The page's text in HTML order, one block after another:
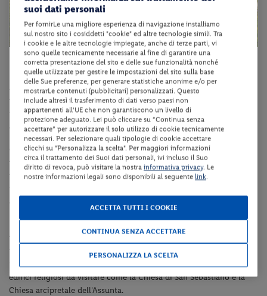
La Val di Fiemme è ricca di proposte naturalistiche anche per chi
ama lapesca sportiva. Iltorrente Avisioè famoso per sue le trote
marmorate, mentre neltorrente Travignoloè possibile cimentarsi
nella pesca a mosca per catturare la trota fario, specie autoctona
della zona.
Grande spazio anche alla raccolta funghi, attività che appassiona
molti ma per la quale è importante conoscere bene le specie
micotiche. È possibile anche cimentarsi con il tiro con l’arco, fare
rafting e provare l'ebbrezza del parapendio e delle escursioni a
possibilità, compresa quella di visitare i tanti centri che la
popolano.
ad esempio, dalla terrazza piena di sole che
fronteggia la Catena del Lagorai, è piena di locali e negozi, ricca di
edifici religiosi da visitare come la Chiesa di San Sebastiano e la
Chiesa arcipretale dell'Assunta.
suoi dati personali
Per fornirLe una migliore esperienza di navigazione installiamo
sul nostro sito i cosiddetti "cookie" ed altre tecnologie simili. Tra
i cookie e le altre tecnologie impiegate, anche di terze parti, vi
sono quelle tecnicamente necessarie al fine di garantire una
corretta presentazione del sito e delle sue funzionalità nonché
quelle utilizzate per gestire le impostazioni del sito sulla base
delle Sue preferenze, per generare statistiche anonime e/o per
mostrarLe contenuti (pubblicitari) personalizzati. Questo
include altresì il trasferimento di dati verso paesi non
appartenenti all'UE che non garantiscono un livello di
protezione adeguato. Lei può cliccare su “Continua senza
accettare” per autorizzare il solo utilizzo di cookie tecnicamente
necessari. Per selezionare quali tipologie di cookie accettare
clicchi su "Personalizza la scelta". Per maggiori informazioni
circa il trattamento dei Suoi dati personali, ivi incluso il Suo
diritto di revoca, può visitare la nostra informativa privacy. Le
nostre informazioni legali sono disponibili al seguente link.
ACCETTA TUTTI I COOKIE
CONTINUA SENZA ACCETTARE
PERSONALIZZA LA SCELTA